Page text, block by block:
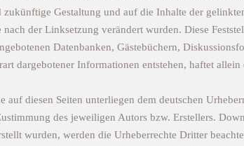
Gestaltung und auf die Inhalte der
der Linksetzung verändert wurden. Diese
Datenbanken, Gästebüchern,
dargebotener Informationen entstehen, haftet
auf diesen Seiten unterliegen dem deutschen
des jeweiligen Autors bzw. Erstellers.
wurden, werden die Urheberrechte Dritter